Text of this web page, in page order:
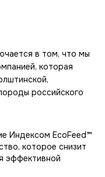
в том, что мы
которая
российского
Индексом EcoFeed™
которое снизит
эффективной